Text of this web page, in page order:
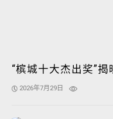
“槟城十大杰出奖”
2026年7月29日